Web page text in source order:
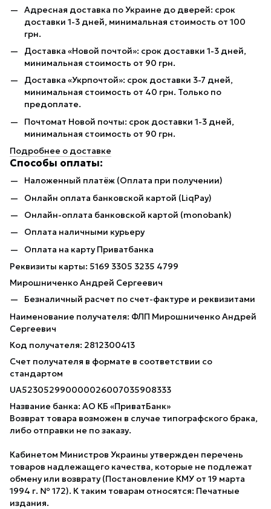
Адресная доставка по Украине до дверей: срок
доставки 1-3 дней, минимальная стоимость от 100
грн.
Доставка «Новой почтой»: срок доставки 1-3 дней,
минимальная стоимость от 90 грн.
Доставка «Укрпочтой»: срок доставки 3-7 дней,
минимальная стоимость от 40 грн. Только по
предоплате.
Почтомат Новой почты: срок доставки 1-3 дней,
минимальная стоимость от 90 грн.
Подробнее о доставке
Способы оплаты:
Наложенный платёж (Оплата при получении)
Онлайн оплата банковской картой (LiqPay)
Онлайн-оплата банковской картой (monobank)
Оплата наличными курьеру
Оплата на карту Приватбанка
Реквизиты карты: 5169 3305 3235 4799
Мирошниченко Андрей Сергеевич
Безналичный расчет по счет-фактуре и реквизитами
Наименование получателя: ФЛП Мирошниченко Андрей
Сергеевич
Код получателя: 2812300413
Счет получателя в формате в соответствии со
стандартом
UA523052990000026007035908333
Название банка: АО КБ «ПриватБанк»
Возврат товара возможен в случае типографского брака,
либо отправки не по заказу.
Кабинетом Министров Украины утвержден перечень
товаров надлежащего качества, которые не подлежат
обмену или возврату (Постановление КМУ от 19 марта
1994 г. № 172). К таким товарам относятся: Печатные
издания.